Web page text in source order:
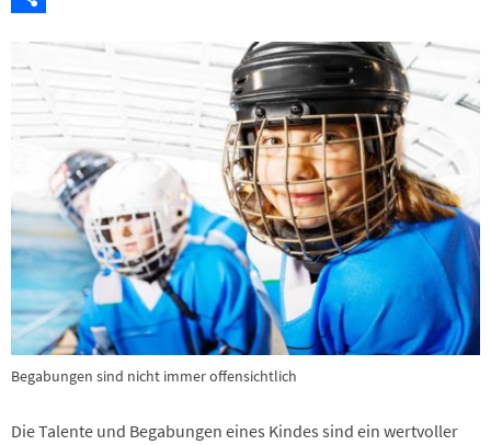
Begabungen sind nicht immer offensichtlich
Die Talente und Begabungen eines Kindes sind ein wertvoller